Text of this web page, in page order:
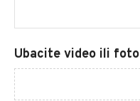
Ubacite video ili foto